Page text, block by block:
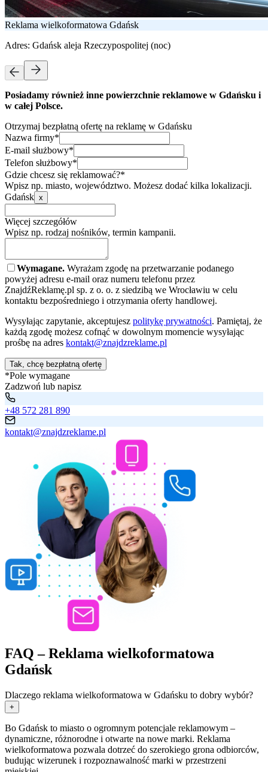
Reklama wielkoformatowa Gdańsk
Adres: Gdańsk aleja Rzeczypospolitej (noc)
Posiadamy również inne powierzchnie reklamowe w Gdańsku i
w całej Polsce.
Otrzymaj bezpłatną ofertę na reklamę w Gdańsku
Nazwa firmy*
E-mail służbowy*
Telefon służbowy*
Gdzie chcesz się reklamować?*
Wpisz np. miasto, województwo. Możesz dodać kilka lokalizacji.
Gdańsk x
Więcej szczegółów
Wpisz np. rodzaj nośników, termin kampanii.
Wymagane. Wyrażam zgodę na przetwarzanie podanego
powyżej adresu e-mail oraz numeru telefonu przez
ZnajdźReklamę.pl sp. z o. o. z siedzibą we Wrocławiu w celu
kontaktu bezpośredniego i otrzymania oferty handlowej.
Wysyłając zapytanie, akceptujesz politykę prywatności. Pamiętaj, że
każdą zgodę możesz cofnąć w dowolnym momencie wysyłając
prośbę na adres kontakt@znajdzreklame.pl
Tak, chcę bezpłatną ofertę
*Pole wymagane
Zadzwoń lub napisz
+48 572 281 890
kontakt@znajdzreklame.pl
FAQ – Reklama wielkoformatowa
Gdańsk
Dlaczego reklama wielkoformatowa w Gdańsku to dobry wybór?
+
Bo Gdańsk to miasto o ogromnym potencjale reklamowym –
dynamiczne, różnorodne i otwarte na nowe marki. Reklama
wielkoformatowa pozwala dotrzeć do szerokiego grona odbiorców,
budując wizerunek i rozpoznawalność marki w przestrzeni